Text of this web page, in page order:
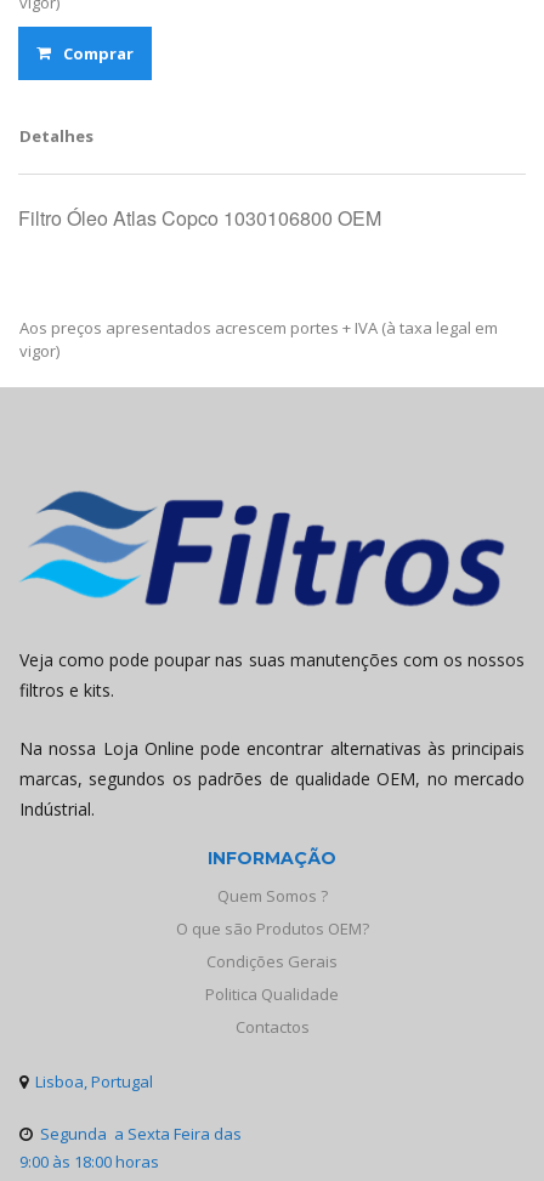
Comprar
Detalhes
Filtro Óleo Atlas Copco 1030106800 OEM
Aos preços apresentados acrescem portes + IVA (à taxa legal em
vigor)
Veja como pode poupar nas suas manutenções com os nossos
filtros e kits.
Na nossa Loja Online pode encontrar alternativas às principais
marcas, segundos os padrões de qualidade OEM, no mercado
Indústrial.
INFORMAÇÃO
Quem Somos ?
O que são Produtos OEM?
Condições Gerais
Politica Qualidade
Contactos
 Lisboa, Portugal
 Segunda a Sexta Feira das
9:00 às 18:00 horas